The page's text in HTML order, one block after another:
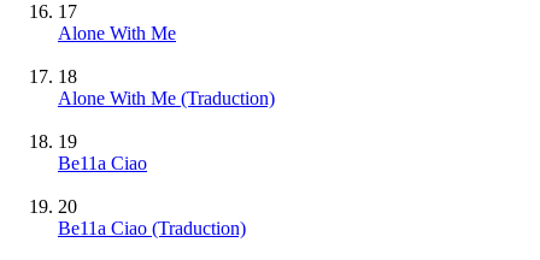
17
Alone With Me
18
Alone With Me (Traduction)
19
Be11a Ciao
20
Be11a Ciao (Traduction)